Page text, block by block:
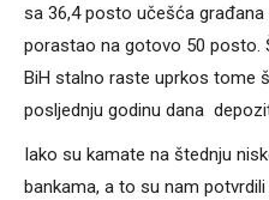
sa 36,4 posto učešća
porastao na gotovo 50 posto.
BiH stalno raste uprkos tome
posljednju godinu dana
Iako su kamate na štednju
bankama, a to su nam